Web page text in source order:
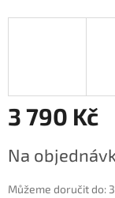
3 790 Kč
cena:
Na
Můžeme doručit do: